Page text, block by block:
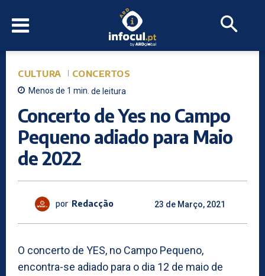
CULTURA CONCERTOS
Menos de 1 min. de leitura
Concerto de Yes no Campo
Pequeno adiado para Maio
de 2022
por Redacção 23 de Março, 2021
O concerto de YES, no Campo Pequeno,
encontra-se adiado para o dia 12 de maio de